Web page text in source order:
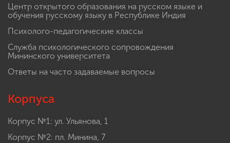
Центр открытого образования на русском языке и
обучения русскому языку в Республике Индия
Психолого-педагогические классы
Служба психологического сопровождения
Мининского университета
Ответы на часто задаваемые вопросы
Корпуса
Корпус №1: ул. Ульянова, 1
Корпус №2: пл. Минина, 7